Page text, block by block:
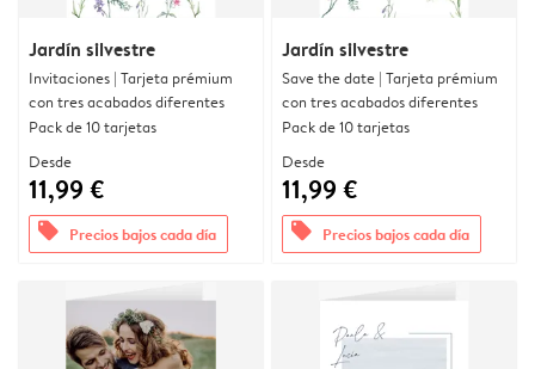
Jardín silvestre
Invitaciones | Tarjeta prémium
con tres acabados diferentes
Pack de 10 tarjetas
Desde
11,99 €
offers Precios bajos cada día
Jardín silvestre
Save the date | Tarjeta prémium
con tres acabados diferentes
Pack de 10 tarjetas
Desde
11,99 €
offers Precios bajos cada día